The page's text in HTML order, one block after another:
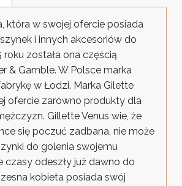
która w swojej ofercie posiada
i innych akcesoriów do
roku została ona częścią
& Gamble. W Polsce marka
w Łodzi. Marka Gilette
ofercie zarówno produkty dla
Gillette Venus wie, że
się poczuć zadbana, nie może
do golenia swojemu
czasy odeszły już dawno do
kobieta posiada swój